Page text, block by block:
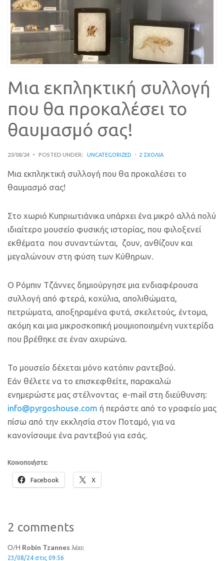
Μια εκπληκτική συλλογή
που θα προκαλέσει το
θαυμασμό σας!
23/08/24 POSTED UNDER: UNCATEGORIZED 2 ΣΧΌΛΙΑ
Μια εκπληκτική συλλογή που θα προκαλέσει το
θαυμασμό σας!
Στο χωριό Κυπριωτιάνικα υπάρχει ένα μικρό αλλά πολύ
ιδιαίτερο μουσείο φυσικής ιστορίας, που φιλοξενεί
εκθέματα που συναντώνται, ζουν, ανθίζουν και
μεγαλώνουν στη φύση των Κύθηρων.
Ο Ρόμπιν Τζάννες δημιούργησε μια ενδιαφέρουσα
συλλογή από φτερά, κοχύλια, απολιθώματα,
πετρώματα, αποξηραμένα φυτά, σκελετούς, έντομα,
ακόμη και μια μικροσκοπική μουμιοποιημένη νυχτερίδα
που βρέθηκε σε έναν αχυρώνα.
Το μουσείο δέχεται μόνο κατόπιν ραντεβού.
Εάν θέλετε να το επισκεφθείτε, παρακαλώ
ενημερώστε μας στέλνοντας e-mail στη διεύθυνση:
info@pyrgoshouse.com ή περάστε από το γραφείο μας
πίσω από την εκκλησία στον Ποταμό, για να
κανονίσουμε ένα ραντεβού για εσάς.
Κοινοποιήστε:
Facebook X
2 comments
Ο/Η Robin Tzannes λέει:
23/08/24 στις 09:56